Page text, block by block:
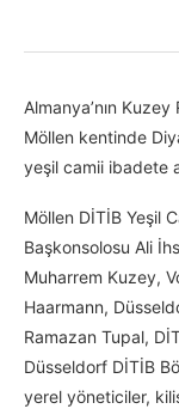
Almanya’nın
Möllen kentinde
yeşil camii ibadete
Möllen DİTİB Yeşil
Başkonsolosu Ali
Muharrem Kuzey,
Haarmann,
Ramazan Tupal,
Düsseldorf DİTİB
yerel yöneticiler,